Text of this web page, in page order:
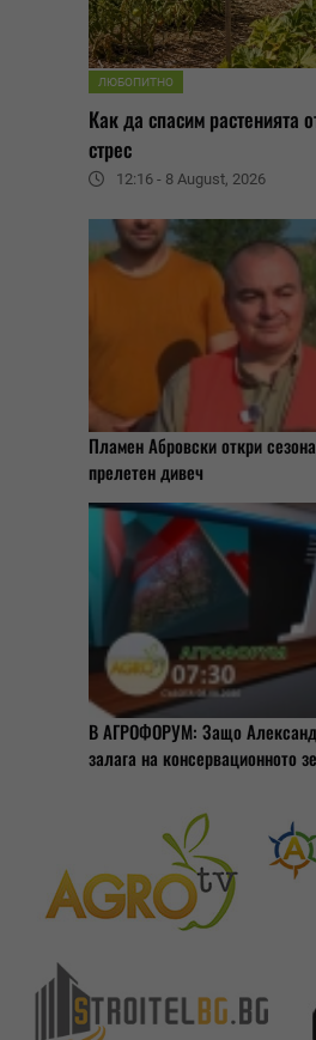
ЛЮБОПИТНО
Как да спасим растенията
стрес
12:16 - 8 August, 2026
Пламен Абровски откри
прелетен дивеч
В АГРОФОРУМ: Защо
залага на консервационното